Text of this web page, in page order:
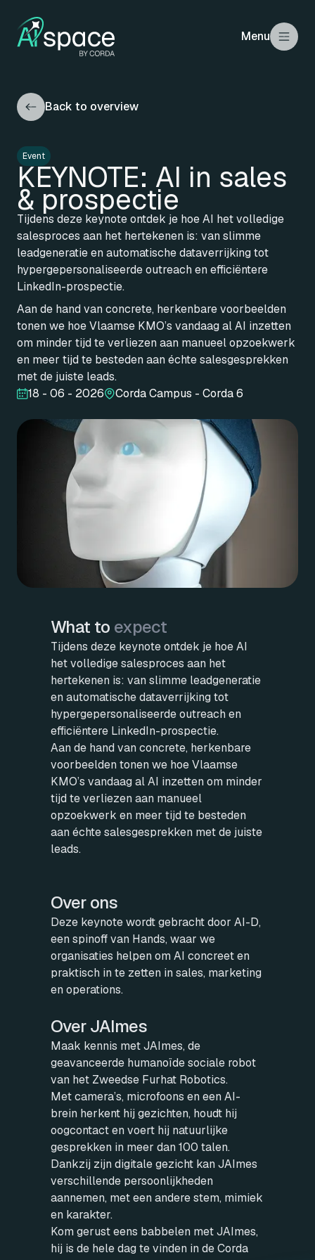
Menu
Back to overview
Event
KEYNOTE: AI in sales
& prospectie
Tijdens deze keynote ontdek je hoe AI het volledige
salesproces aan het hertekenen is: van slimme
leadgeneratie en automatische dataverrijking tot
hypergepersonaliseerde outreach en efficiëntere
LinkedIn-prospectie.
Aan de hand van concrete, herkenbare voorbeelden
tonen we hoe Vlaamse KMO’s vandaag al AI inzetten
om minder tijd te verliezen aan manueel opzoekwerk
en meer tijd te besteden aan échte salesgesprekken
met de juiste leads.
18 - 06 - 2026
Corda Campus - Corda 6
What to expect
Tijdens deze keynote ontdek je hoe AI
het volledige salesproces aan het
hertekenen is: van slimme leadgeneratie
en automatische dataverrijking tot
hypergepersonaliseerde outreach en
efficiëntere LinkedIn-prospectie.
Aan de hand van concrete, herkenbare
voorbeelden tonen we hoe Vlaamse
KMO’s vandaag al AI inzetten om minder
tijd te verliezen aan manueel
opzoekwerk en meer tijd te besteden
aan échte salesgesprekken met de juiste
leads.
Over ons
Deze keynote wordt gebracht door AI-D,
een spinoff van Hands, waar we
organisaties helpen om AI concreet en
praktisch in te zetten in sales, marketing
en operations.
Over JAImes
Maak kennis met JAImes, de
geavanceerde humanoïde sociale robot
van het Zweedse Furhat Robotics.
Met camera’s, microfoons en een AI-
brein herkent hij gezichten, houdt hij
oogcontact en voert hij natuurlijke
gesprekken in meer dan 100 talen.
Dankzij zijn digitale gezicht kan JAImes
verschillende persoonlijkheden
aannemen, met een andere stem, mimiek
en karakter.
Kom gerust eens babbelen met JAImes,
hij is de hele dag te vinden in de Corda